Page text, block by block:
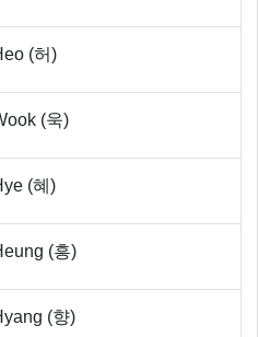
(허)
(욱)
(혜)
(흥)
(향)